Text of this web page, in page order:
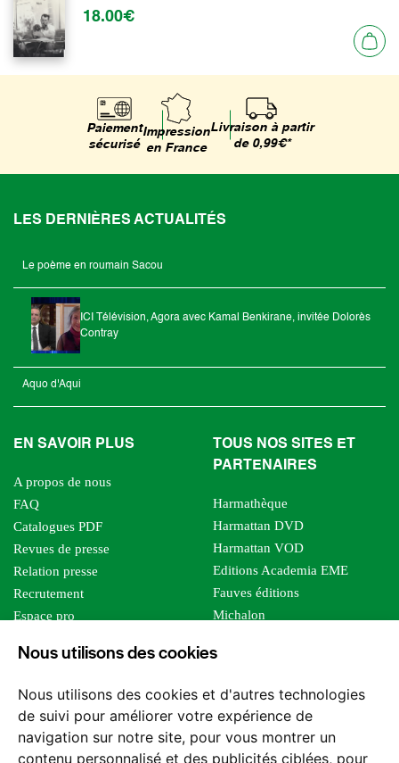
Nous utilisons des cookies
Nous utilisons des cookies et d'autres technologies
de suivi pour améliorer votre expérience de
navigation sur notre site, pour vous montrer un
contenu personnalisé et des publicités ciblées, pour
18.00€
Paiement
sécurisé
Impression
en France
Livraison à partir
de 0,99€*
LES DERNIÈRES ACTUALITÉS
Le poème en roumain Sacou
ICI Télévision, Agora avec Kamal Benkirane, invitée Dolorès
Contray
Aquo d'Aqui
EN SAVOIR PLUS
A propos de nous
FAQ
Catalogues PDF
Revues de presse
Relation presse
Recrutement
Espace pro
Foreign rights
TOUS NOS SITES ET
PARTENAIRES
Harmathèque
Harmattan DVD
Harmattan VOD
Editions Academia EME
Fauves éditions
Michalon
Editions Sutton
Les impliqués
Tous les éditeurs